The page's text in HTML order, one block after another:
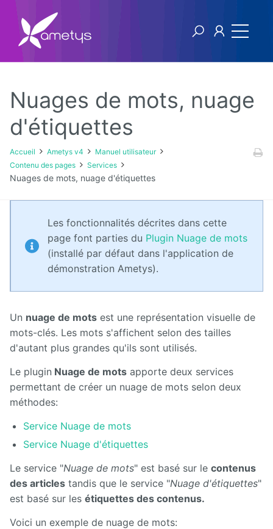
Ametys v4
Licence
Manuel
d'installation
et
d'exploitation
Manuel
Manuel de
paramétrage
et
d'intégration
Manuel
de
mise à
jour
Releases
Nuages de mots, nuage
d'étiquettes
Accueil Ametys v4
Manuel utilisateur
Contenu des pages
Services
Nuages de mots, nuage d'étiquettes
Les fonctionnalités décrites dans cette
page font parties du Plugin Nuage de mots
(installé par défaut dans l'application de
démonstration Ametys).
Un nuage de mots est une représentation visuelle de
mots-clés. Les mots s'affichent selon des tailles
d'autant plus grandes qu'ils sont utilisés.
Le plugin Nuage de mots apporte deux services
permettant de créer un nuage de mots selon deux
méthodes:
Service Nuage de mots
Service Nuage d'étiquettes
Le service "Nuage de mots" est basé sur le contenus
des articles tandis que le service "Nuage d'étiquettes"
est basé sur les étiquettes des contenus.
Voici un exemple de nuage de mots: